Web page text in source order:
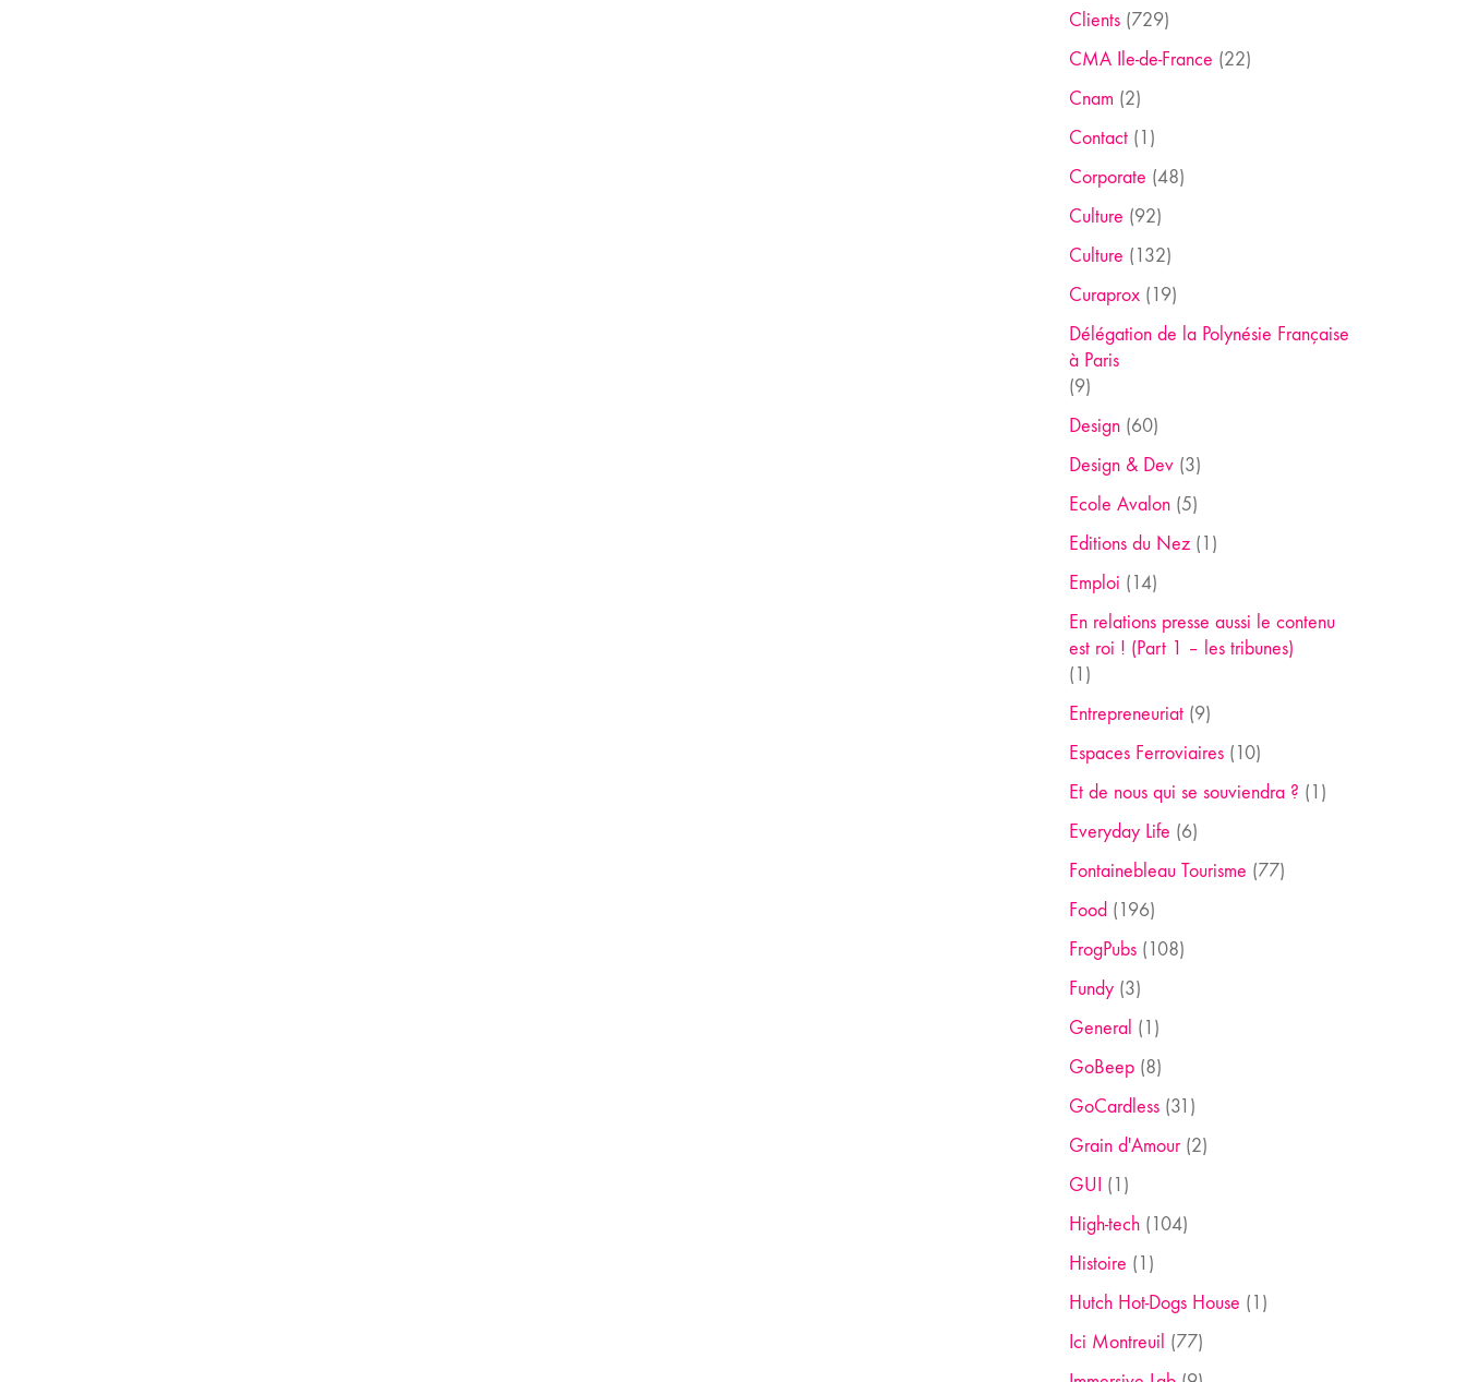
Clients(729)
CMA Ile-de-France (22)
Cnam (2)
Contact(1)
Corporate (48)
Culture (92)
Culture (132)
Curaprox(19)
Délégation de la Polynésie Française
à Paris
(9)
Design(60)
Design & Dev(3)
Ecole Avalon(5)
Editions du Nez(1)
Emploi (14)
En relations presse aussi le contenu
est roi ! (Part 1 – les tribunes)
(1)
Entrepreneuriat(9)
Espaces Ferroviaires(10)
Et de nous qui se souviendra ? (1)
Everyday Life (6)
Fontainebleau Tourisme (77)
Food (196)
FrogPubs(108)
Fundy(3)
General (1)
GoBeep(8)
GoCardless(31)
Grain d'Amour(2)
GUI (1)
High-tech(104)
Histoire (1)
Hutch Hot-Dogs House (1)
Ici Montreuil (77)